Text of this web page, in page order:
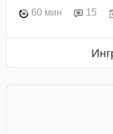
60 мин 15